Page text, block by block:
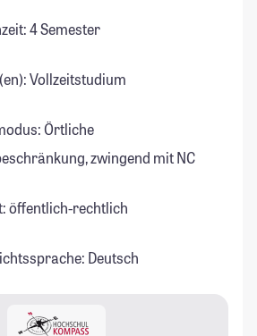
4 Semester
Vollzeitstudium
Örtliche
zwingend mit NC
öffentlich-rechtlich
Deutsch